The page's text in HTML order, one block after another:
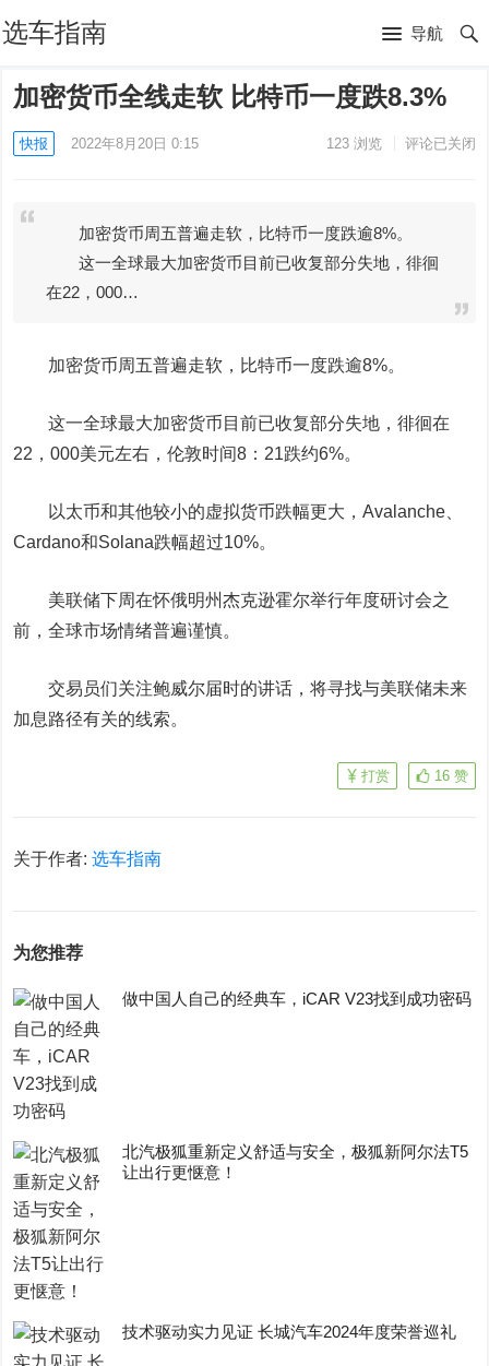
选车指南 导航
加密货币全线走软 比特币一度跌8.3%
快报 2022年8月20日 0:15 123浏览 评论已关闭
加密货币周五普遍走软，比特币一度跌逾8%。
这一全球最大加密货币目前已收复部分失地，徘徊
在22，000…
加密货币周五普遍走软，比特币一度跌逾8%。
这一全球最大加密货币目前已收复部分失地，徘徊在
22，000美元左右，伦敦时间8：21跌约6%。
以太币和其他较小的虚拟货币跌幅更大，Avalanche、
Cardano和Solana跌幅超过10%。
美联储下周在怀俄明州杰克逊霍尔举行年度研讨会之
前，全球市场情绪普遍谨慎。
交易员们关注鲍威尔届时的讲话，将寻找与美联储未来
加息路径有关的线索。
16 赞
打赏
关于作者:选车指南
为您推荐
做中国人自己的经典车，iCAR V23找到成功密码
​北汽极狐重新定义舒适与安全，极狐新阿尔法T5
让出行更惬意！
技术驱动实力见证 长城汽车2024年度荣誉巡礼